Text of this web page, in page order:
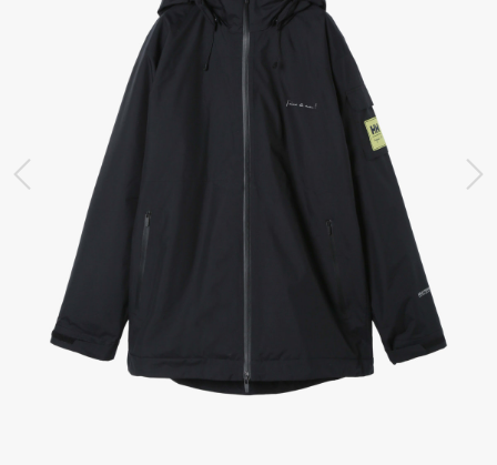
前の画像